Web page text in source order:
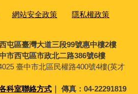
網站安全政策 隱私權政策
屯區臺灣大道三段99號惠中樓2樓
市西屯區市政北二路386號6樓
臺中市北區民權路400號4樓(英才
科室聯絡方式｜ 傳真：04-22291819